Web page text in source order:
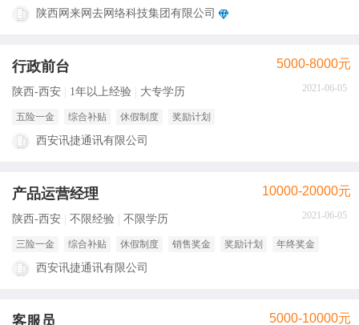
陕西网来网去网络科技集团有限公司
行政前台 5000-8000元
2021-06-05
陕西-西安 1年以上经验 大专学历
五险一金 综合补贴 休假制度 奖励计划
西安讯捷通讯有限公司
产品运营经理 10000-20000元
2021-06-05
陕西-西安 不限经验 不限学历
三险一金 综合补贴 休假制度 销售奖金 奖励计划 年终奖金
西安讯捷通讯有限公司
客服员 5000-10000元